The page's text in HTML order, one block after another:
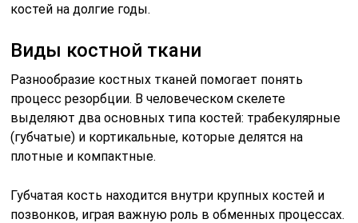
костей на долгие годы.
Виды костной ткани
Разнообразие костных тканей помогает понять
процесс резорбции. В человеческом скелете
выделяют два основных типа костей: трабекулярные
(губчатые) и кортикальные, которые делятся на
плотные и компактные.
Губчатая кость находится внутри крупных костей и
позвонков, играя важную роль в обменных процессах.